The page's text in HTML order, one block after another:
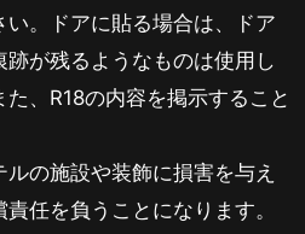
い。ドアに貼る場合は、ドア
跡が残るようなものは使用し
、R18の内容を掲示すること
の施設や装飾に損害を与え
任を負うことになります。